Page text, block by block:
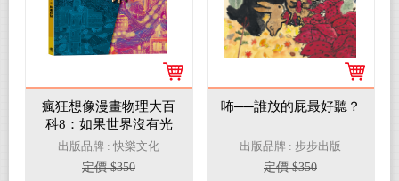
瘋狂想像漫畫物理大百
科8：如果世界沒有光
出版品牌 : 快樂文化
定價 $350
咘──誰放的屁最好聽？
出版品牌 : 步步出版
定價 $350